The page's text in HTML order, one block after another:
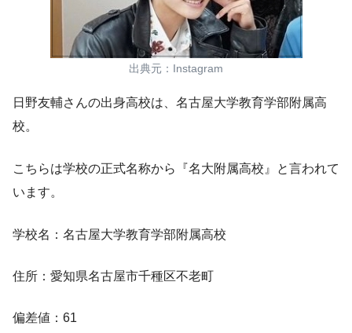
出典元：Instagram
日野友輔さんの出身高校は、 名古屋大学教育学部附属高
校。
こちらは学校の正式名称から『名大附属高校』と言われて
います。
学校名：名古屋大学教育学部附属高校
住所：愛知県名古屋市千種区不老町
偏差値：61